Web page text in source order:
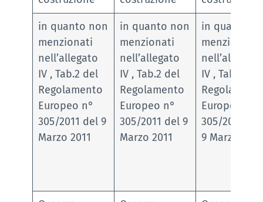
in quanto non
menzionati
nell’allegato
IV , Tab.2 del
Regolamento
Europeo n°
305/2011 del 9
Marzo 2011
in quanto non
menzionati
nell’allegato
IV , Tab.2 del
Regolamento
Europeo n°
305/2011 del 9
Marzo 2011
in quanto
menzionati
nell’allegato
IV , Tab.2 del
Europeo n°
305/2011 del
9 Marzo 2011